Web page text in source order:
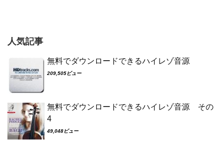
人気記事
無料でダウンロードできるハイレゾ音源
209,505ビュー
無料でダウンロードできるハイレゾ音源 その
4
49,048ビュー